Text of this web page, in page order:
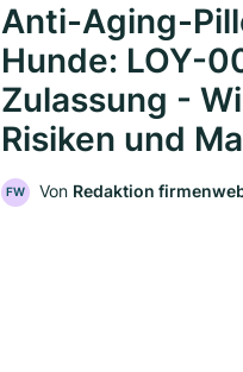
Anti-Aging-
Hunde: LOY-
Zulassung -
Risiken und
FW Von Redaktion